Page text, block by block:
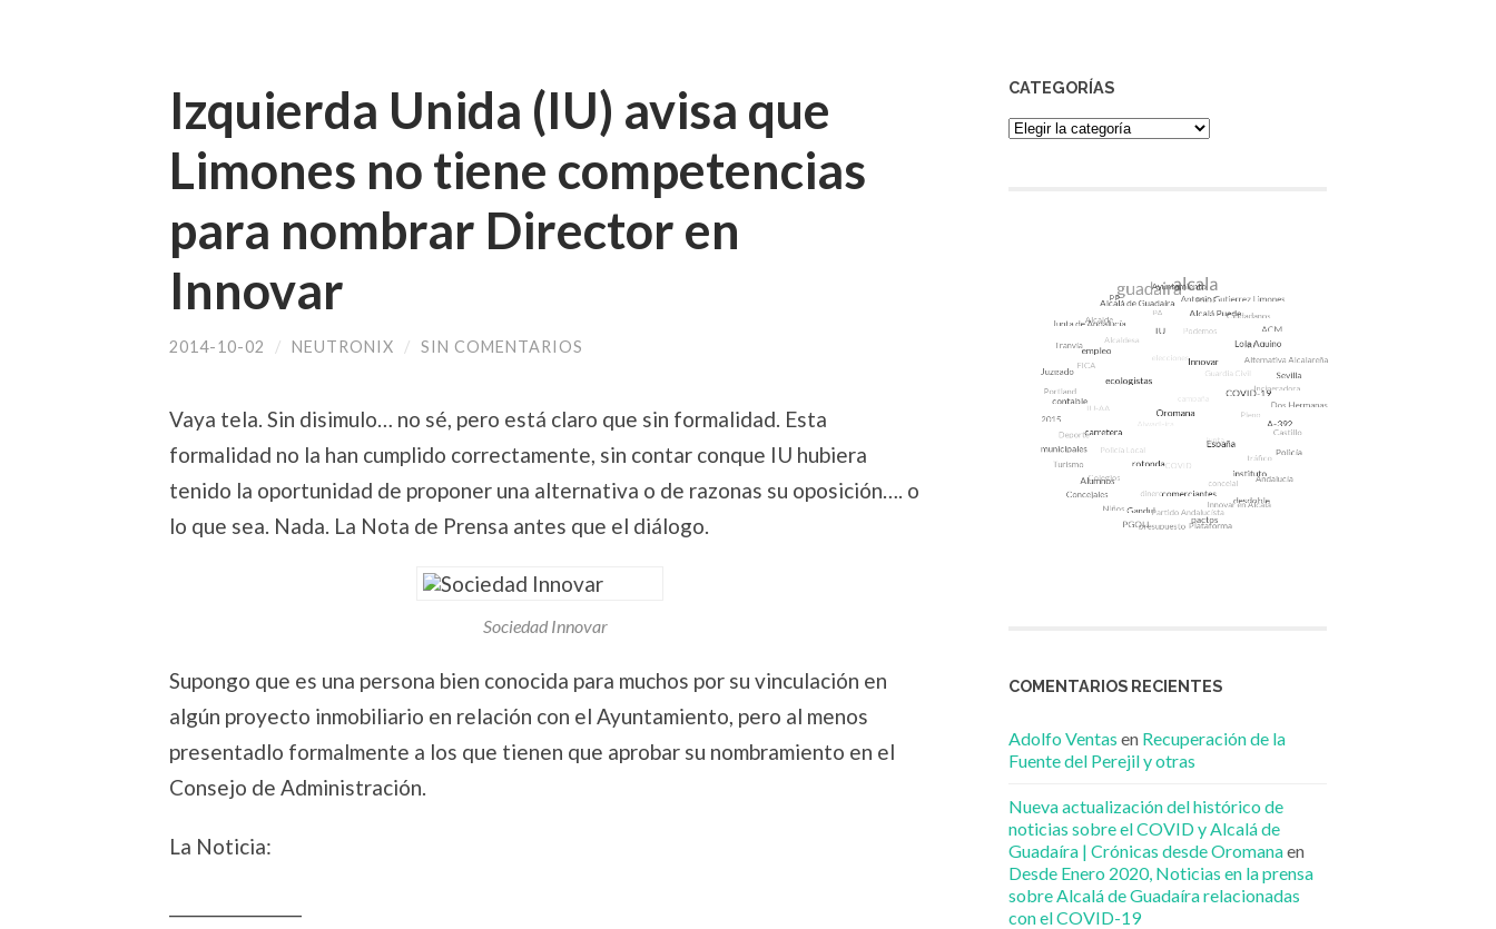
Izquierda Unida (IU) avisa que
Limones no tiene competencias
para nombrar Director en
Innovar
2014-10-02 / NEUTRONIX / SIN COMENTARIOS
Vaya tela. Sin disimulo… no sé, pero está claro que sin formalidad. Esta
formalidad no la han cumplido correctamente, sin contar conque IU hubiera
tenido la oportunidad de proponer una alternativa o de razonas su oposición…. o
lo que sea. Nada. La Nota de Prensa antes que el diálogo.
Sociedad Innovar
Supongo que es una persona bien conocida para muchos por su vinculación en
algún proyecto inmobiliario en relación con el Ayuntamiento, pero al menos
presentadlo formalmente a los que tienen que aprobar su nombramiento en el
Consejo de Administración.
La Noticia:
CATEGORÍAS
COMENTARIOS RECIENTES
Adolfo Ventas en Recuperación de la
Fuente del Perejil y otras
Nueva actualización del histórico de
noticias sobre el COVID y Alcalá de
Guadaíra | Crónicas desde Oromanaen
Desde Enero 2020, Noticias en la prensa
sobre Alcalá de Guadaíra relacionadas
con el COVID-19